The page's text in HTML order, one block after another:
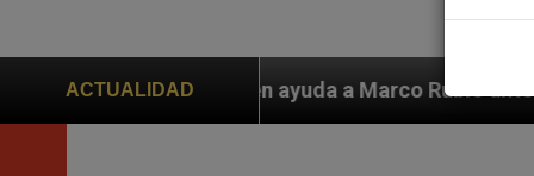
ACTUALIDAD
ayuda a Marco Rubio ante persecución de